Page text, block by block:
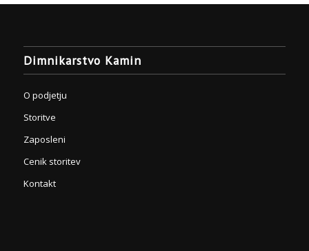
Dimnikarstvo Kamin
O podjetju
Storitve
Zaposleni
Cenik storitev
Kontakt